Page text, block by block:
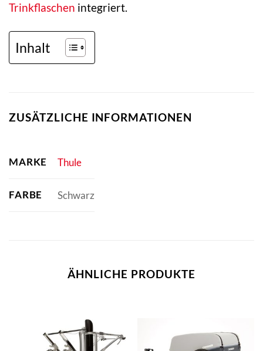
Trinkflaschen integriert.
Inhalt
ZUSÄTZLICHE INFORMATIONEN
MARKE Thule
FARBE Schwarz
ÄHNLICHE PRODUKTE